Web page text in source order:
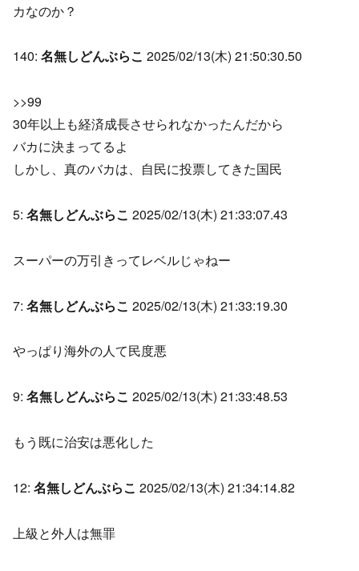
カなのか？
140: 名無しどんぶらこ 2025/02/13(木) 21:50:30.50
>>99
30年以上も経済成長させられなかったんだから
バカに決まってるよ
しかし、真のバカは、自民に投票してきた国民
5: 名無しどんぶらこ 2025/02/13(木) 21:33:07.43
スーパーの万引きってレベルじゃねー
7: 名無しどんぶらこ 2025/02/13(木) 21:33:19.30
やっぱり海外の人て民度悪
9: 名無しどんぶらこ 2025/02/13(木) 21:33:48.53
もう既に治安は悪化した
12: 名無しどんぶらこ 2025/02/13(木) 21:34:14.82
上級と外人は無罪